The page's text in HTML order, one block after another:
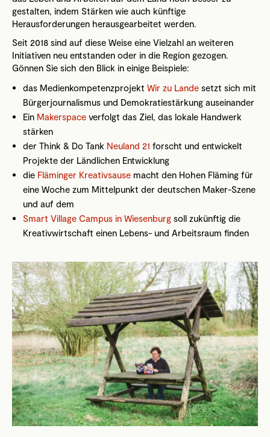
gestalten, indem Stärken wie auch künftige
Herausforderungen herausgearbeitet werden.
Seit 2018 sind auf diese Weise eine Vielzahl an weiteren
Initiativen neu entstanden oder in die Region gezogen.
Gönnen Sie sich den Blick in einige Beispiele:
das Medienkompetenzprojekt Wir zu Lande setzt sich mit
Bürgerjournalismus und Demokratiestärkung auseinander
Ein Makerspace verfolgt das Ziel, das lokale Handwerk
stärken
der Think & Do Tank Neuland 21 forscht und entwickelt
Projekte der Ländlichen Entwicklung
die Fläminger Kreativsause macht den Hohen Fläming für
eine Woche zum Mittelpunkt der deutschen Maker-Szene
und auf dem
Smart Village Campus in Wiesenburg soll zukünftig die
Kreativwirtschaft einen Lebens- und Arbeitsraum finden